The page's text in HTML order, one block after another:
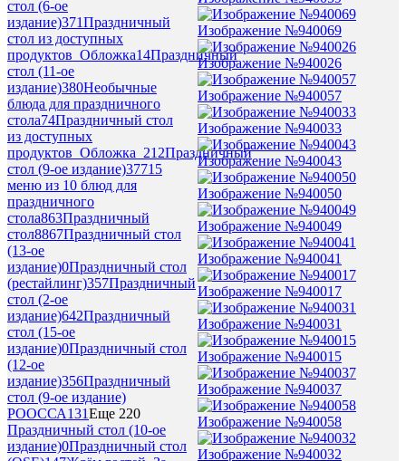
стол (6-ое
издание)371Праздничный
стол из доступных
продуктов_Обложка14Праздничный
стол (11-ое
издание)380Необычные
блюда для праздничного
стола74Праздничный стол
из доступных
продуктов_Обложка_212Праздничный
стол (9-ое издание)37715
меню из 10 блюд для
праздничного
стола863Праздничный
стол8867Праздничный стол
(13-ое
издание)0Праздничный стол
(рестайлинг)357Праздничный
стол (2-ое
издание)642Праздничный
стол (15-ое
издание)0Праздничный стол
(12-ое
издание)356Праздничный
стол (9-ое издание)
РООССА131Еще 220
Праздничный стол (10-ое
издание)0Праздничный стол
Изображение №940069
Изображение №940026
Изображение №940057
Изображение №940033
Изображение №940043
Изображение №940050
Изображение №940049
Изображение №940041
Изображение №940017
Изображение №940031
Изображение №940015
Изображение №940037
Изображение №940058
Изображение №940032